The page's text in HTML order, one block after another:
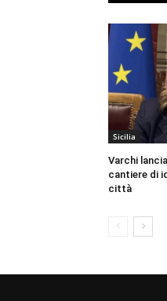
Sicilia
Varchi
cantiere di
città